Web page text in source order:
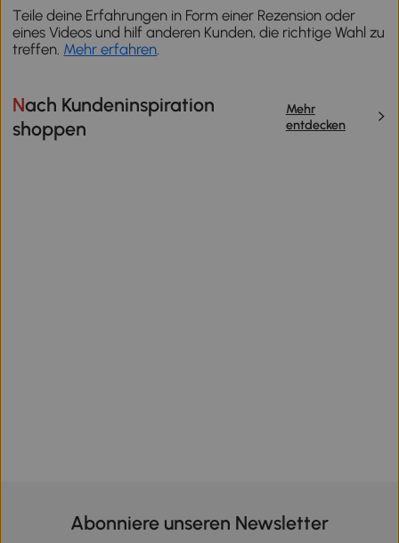
Teile deine Erfahrungen in Form einer Rezension oder
eines Videos und hilf anderen Kunden, die richtige Wahl zu
treffen. Mehr erfahren.
Nach Kundeninspiration
shoppen
Mehr
entdecken
Abonniere unseren Newsletter